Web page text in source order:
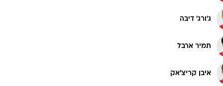
גולף
תקצירים
ג'ורג' דיבה
תמיר ארבל
איבן קריצ'אק